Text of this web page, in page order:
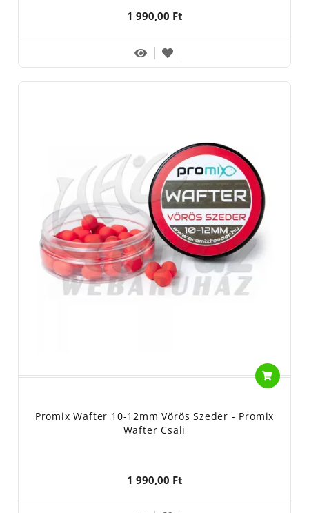
1 990,00 Ft
Promix Wafter 10-12mm Vörös Szeder - Promix
Wafter Csali
1 990,00 Ft